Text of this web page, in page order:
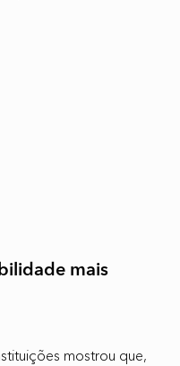
mais
mostrou que,